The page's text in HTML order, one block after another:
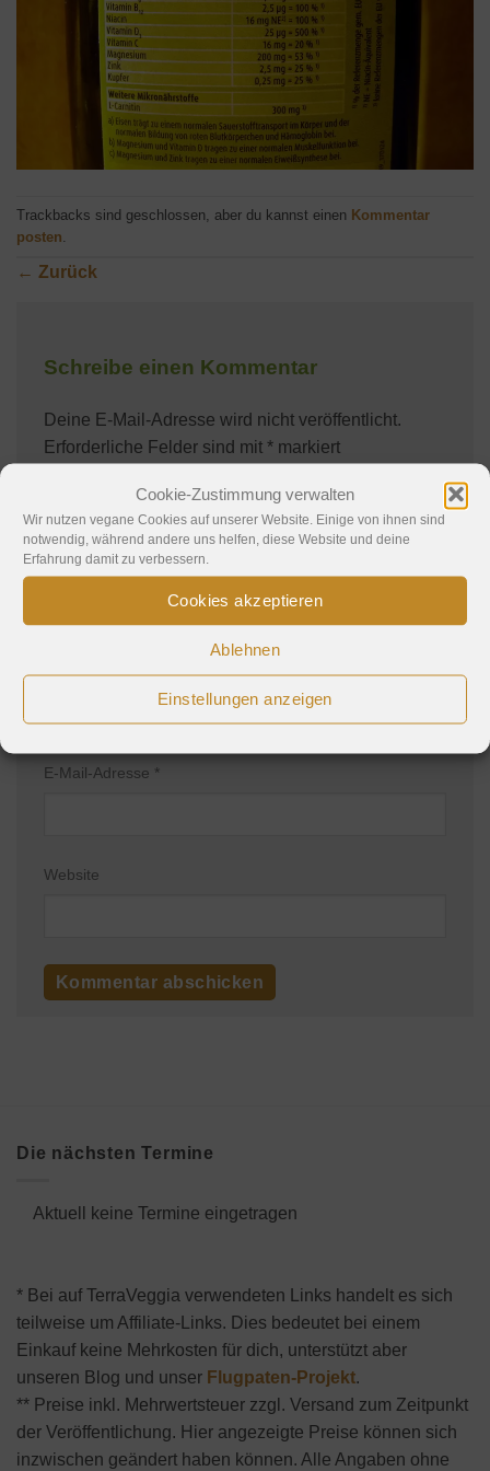
Cookie-Zustimmung verwalten
Wir nutzen vegane Cookies auf unserer Website. Einige von ihnen sind
notwendig, während andere uns helfen, diese Website und deine
Erfahrung damit zu verbessern.
Cookies akzeptieren
Ablehnen
Einstellungen anzeigen
Trackbacks sind geschlossen, aber du kannst einen Kommentar
posten
← Zurück
Schreibe einen Kommentar
Deine E-Mail-Adresse wird nicht veröffentlicht.
Erforderliche Felder sind mit * markiert
Name*
E-Mail-Adresse *
Website
Die nächsten Termine
Aktuell keine Termine eingetragen
* Bei auf TerraVeggia verwendeten Links handelt es sich
teilweise um Affiliate-Links. Dies bedeutet bei einem
Einkauf keine Mehrkosten für dich, unterstützt aber
unseren Blog und unser Flugpaten-Projekt.
** Preise inkl. Mehrwertsteuer zzgl. Versand zum Zeitpunkt
der Veröffentlichung. Hier angezeigte Preise können sich
inzwischen geändert haben können. Alle Angaben ohne